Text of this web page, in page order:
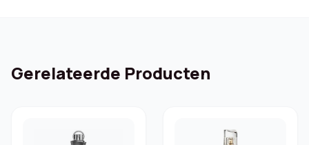
Gerelateerde Producten